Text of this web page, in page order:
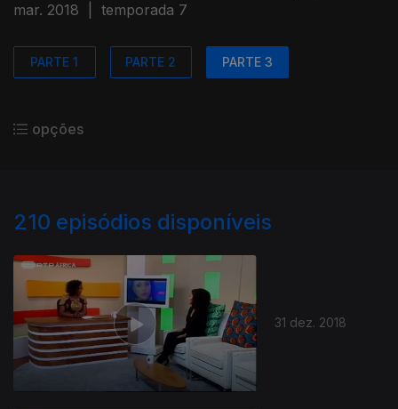
mar. 2018
temporada 7
PARTE 1 PARTE 2 PARTE 3
opções
210 episódios disponíveis
31 dez. 2018